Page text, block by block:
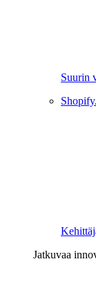
Suurin
Jatkuvaa